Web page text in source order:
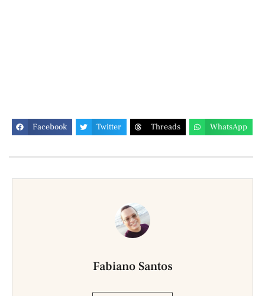
Facebook Twitter Threads WhatsApp
Fabiano Santos